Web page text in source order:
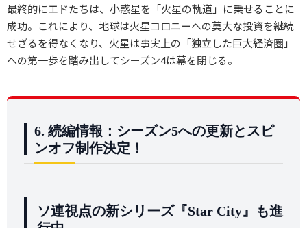
最終的にエドたちは、小惑星を「火星の軌道」に乗せることに
成功。これにより、地球は火星コロニーへの莫大な投資を継続
せざるを得なくなり、火星は事実上の「独立した巨大経済圏」
への第一歩を踏み出してシーズン4は幕を閉じる。
6. 続編情報：シーズン5への更新とスピ
ンオフ制作決定！
ソ連視点の新シリーズ『Star City』も進